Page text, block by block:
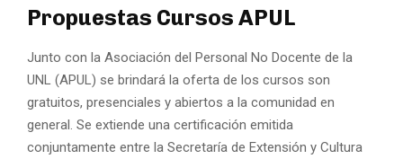
Propuestas Cursos APUL
Junto con la Asociación del Personal No Docente de la
UNL (APUL) se brindará la oferta de los cursos son
gratuitos, presenciales y abiertos a la comunidad en
general. Se extiende una certificación emitida
conjuntamente entre la Secretaría de Extensión y Cultura